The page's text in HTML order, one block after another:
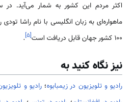
اکثر مردم این کشور به شمار می‌آید. در سال
ماهواره‌ای به زبان انگلیسی با نام راشا
100 کشور جهان قابل دریافت است
[۵]
.
نیز نگاه کنید به
رادیو و تلویزیون در زیمبابوه؛رادیو و